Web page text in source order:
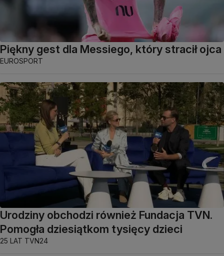
Piękny gest dla Messiego, który stracił ojca
EUROSPORT
Urodziny obchodzi również Fundacja TVN.
Pomogła dziesiątkom tysięcy dzieci
25 LAT TVN24